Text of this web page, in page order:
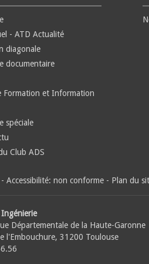
- ATD Actualité
diagonale
documentaire
Formation et Information
spéciale
Club ADS
- Accessibilité: non conforme - Plan du
Départementale de la Haute-Garonne
l'Embouchure, 31200 Toulouse